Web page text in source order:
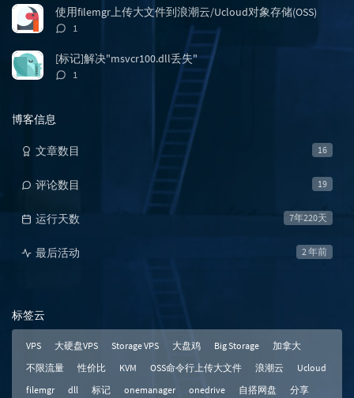
数：
使用filemgr上传大文件到浪潮云/Ucloud对象存储(OSS)
评
数：
1
[标记]解决"msvcr100.dll丢失"
评1
博客信息
16
文章数目
19
评论数目
7年220天
运行天数
2 年前
最后活动
标签云
VPS 大硬盘VPS Storage VPS 大盘鸡 Big Storage
加拿大
不限流量
性价比 KVM OSS命令行上传大文件 浪潮云
Ucloud
filemgr
dll 标记 onemanager onedrive 自搭网盘 分享